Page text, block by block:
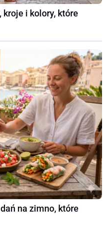
kroje i kolory, które
na zimno, które